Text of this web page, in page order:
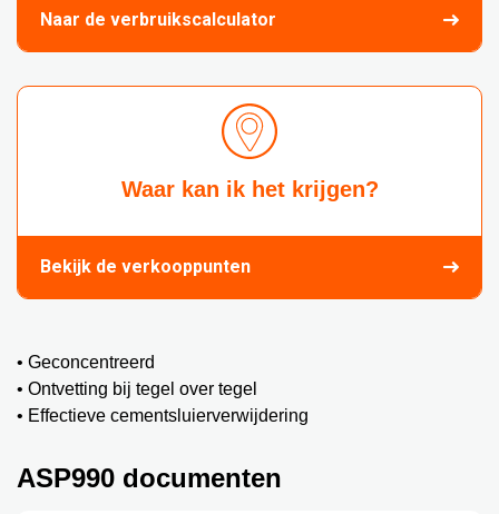
Naar de verbruikscalculator
Waar kan ik het krijgen?
Bekijk de verkooppunten
• Geconcentreerd
• Ontvetting bij tegel over tegel
• Effectieve cementsluierverwijdering
ASP990 documenten